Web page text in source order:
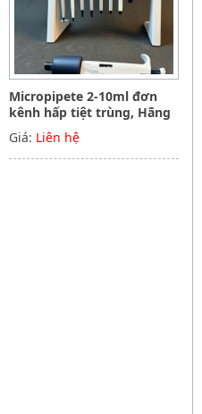
Micropipete 2-10ml đơn
kênh hấp tiệt trùng, Hãng
Phoenix instrument
Germany
Giá: Liên hệ